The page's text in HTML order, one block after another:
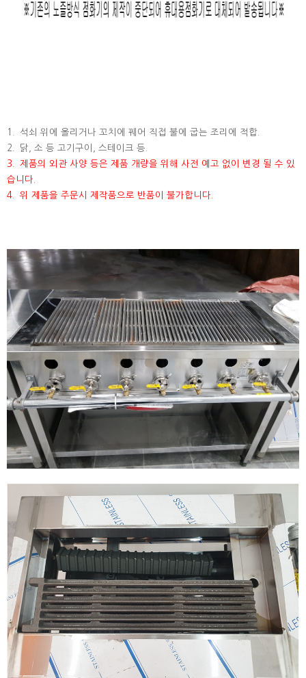
1. 석쇠 위에 올리거나 꼬치에 꿰어 직접 불에 굽는 조리에 적합.
2. 닭, 소 등 고기구이, 스테이크 등.
3. 제품의 외관 사양 등은 제품 개량을 위해 사전 예고 없이 변경 될 수 있
습니다.
4. 위 제품을 주문시 제작품으로 반품이 불가합니다.